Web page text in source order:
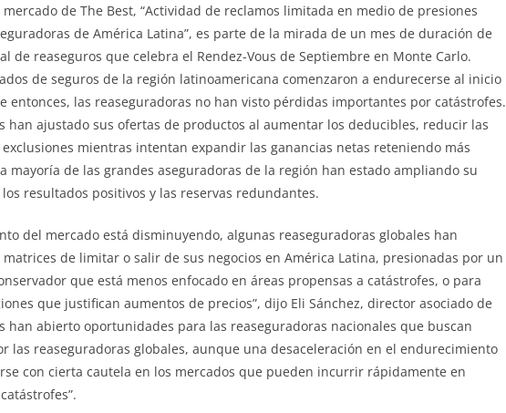
de The Best, “Actividad de reclamos limitada en medio de presiones
de América Latina”, es parte de la mirada de un mes de duración de
de reaseguros que celebra el Rendez-Vous de Septiembre en Monte Carlo.
de seguros de la región latinoamericana comenzaron a endurecerse al inicio
entonces, las reaseguradoras no han visto pérdidas importantes por catástrofes.
han ajustado sus ofertas de productos al aumentar los deducibles, reducir las
mientras intentan expandir las ganancias netas reteniendo más
mayoría de las grandes aseguradoras de la región han estado ampliando su
resultados positivos y las reservas redundantes.
del mercado está disminuyendo, algunas reaseguradoras globales han
de limitar o salir de sus negocios en América Latina, presionadas por un
que está menos enfocado en áreas propensas a catástrofes, o para
que justifican aumentos de precios”, dijo Eli Sánchez, director asociado de
han abierto oportunidades para las reaseguradoras nacionales que buscan
las reaseguradoras globales, aunque una desaceleración en el endurecimiento
con cierta cautela en los mercados que pueden incurrir rápidamente en